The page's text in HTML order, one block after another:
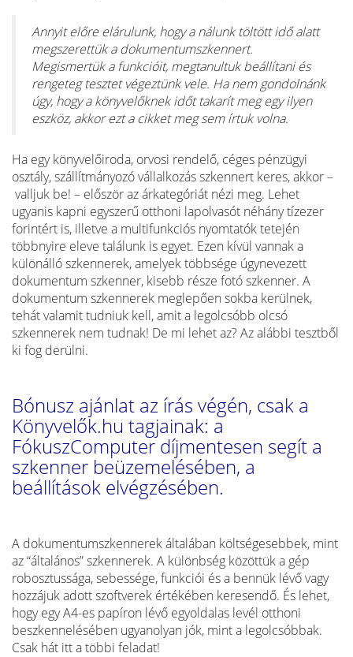
Annyit előre elárulunk, hogy a nálunk töltött idő alatt
megszerettük a dokumentumszkennert.
Megismertük a funkcióit, megtanultuk beállítani és
rengeteg tesztet végeztünk vele. Ha nem gondolnánk
úgy, hogy a könyvelőknek időt takarít meg egy ilyen
eszköz, akkor ezt a cikket meg sem írtuk volna.
Ha egy könyvelőiroda, orvosi rendelő, céges pénzügyi
osztály, szállítmányozó vállalkozás szkennert keres, akkor –
valljuk be! – először az árkategóriát nézi meg. Lehet
ugyanis kapni egyszerű otthoni lapolvasót néhány tízezer
forintért is, illetve a multifunkciós nyomtatók tetején
többnyire eleve találunk is egyet. Ezen kívül vannak a
különálló szkennerek, amelyek többsége úgynevezett
dokumentum szkenner, kisebb része fotó szkenner. A
dokumentum szkennerek meglepően sokba kerülnek,
tehát valamit tudniuk kell, amit a legolcsóbb olcsó
szkennerek nem tudnak! De mi lehet az? Az alábbi tesztből
ki fog derülni.
Bónusz ajánlat az írás végén, csak a
Könyvelők.hu tagjainak: a
FókuszComputer díjmentesen segít a
szkenner beüzemelésében, a
beállítások elvégzésében.
A dokumentumszkennerek általában költségesebbek, mint
az “általános” szkennerek. A különbség közöttük a gép
robosztussága, sebessége, funkciói és a bennük lévő vagy
hozzájuk adott szoftverek értékében keresendő. És lehet,
hogy egy A4-es papíron lévő egyoldalas levél otthoni
beszkennelésében ugyanolyan jók, mint a legolcsóbbak.
Csak hát itt a többi feladat!